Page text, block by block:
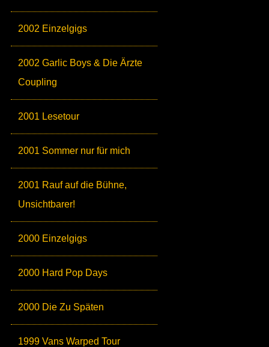
2002 Einzelgigs
2002 Garlic Boys & Die Ärzte
Coupling
2001 Lesetour
2001 Sommer nur für mich
2001 Rauf auf die Bühne,
Unsichtbarer!
2000 Einzelgigs
2000 Hard Pop Days
2000 Die Zu Späten
1999 Vans Warped Tour